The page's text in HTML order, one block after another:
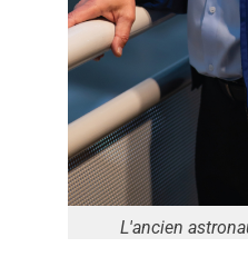
L'ancien